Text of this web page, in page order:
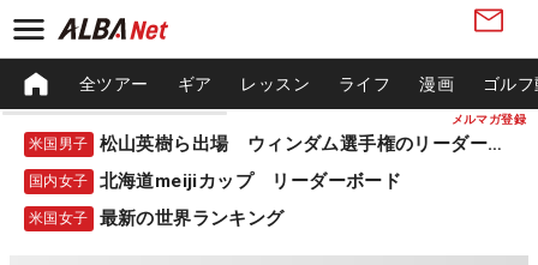
メルマガ登録
全ツアー ギア レッスン ライフ 漫画 ゴル
米国男子 松山英樹ら出場 ウィンダム選手権のリーダーボード
国内女子 北海道meijiカップ リーダーボード
米国女子 最新の世界ランキング